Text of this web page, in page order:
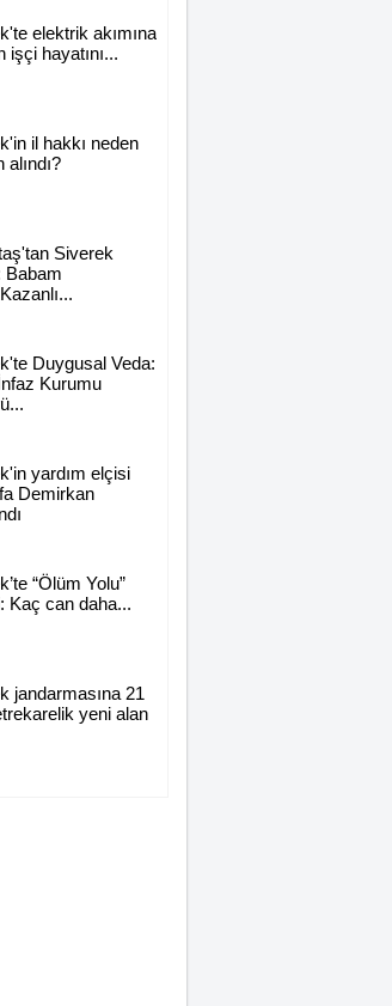
elektrik akımına
işçi hayatını...
il hakkı neden
alındı?
Siverek
Babam
Duygusal Veda:
Kurumu
yardım elçisi
Demirkan
“Ölüm Yolu”
Kaç can daha...
jandarmasına 21
yeni alan